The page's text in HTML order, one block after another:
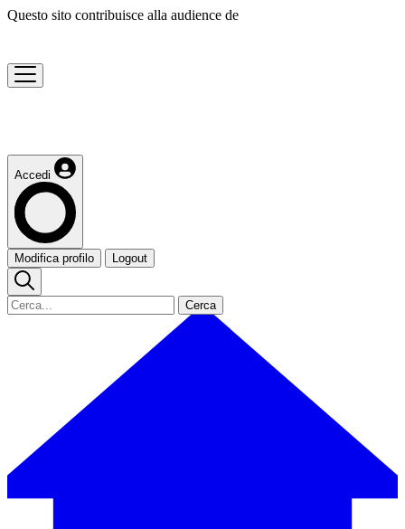
Questo sito contribuisce alla audience de
Accedi
Modifica profilo Logout
Cerca